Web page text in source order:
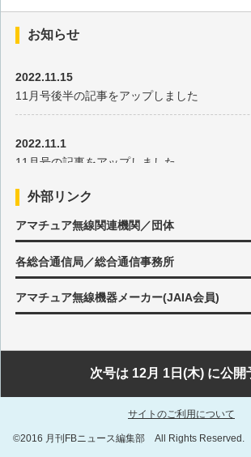
2025年9月の出題
2025年7月の出題
2025年6月の出題
2025年5月の出題
2025年4月の出題
2025年3月の出題
2025年1月の出題
お知らせ
2022.11.15
11月号後半の記事をアップしました
2022.11.1
11月号の記事をアップしました
2022.10.17
10月号後半の記事をアップしました
2022.10.3
10月号の記事をアップしました
外部リンク
アマチュア無線関連機関／団体
各総合通信局／総合通信事務所
アマチュア無線機器メーカー(JAIA会員)
次号は 12月 1日(木) に公開
サイトのご利用について
©2016 月刊FBニュース編集部 All Rights